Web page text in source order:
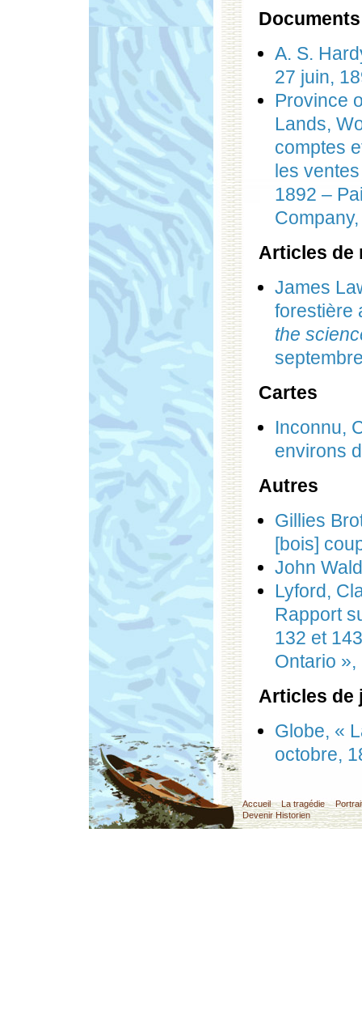
A. S.
27 juin,
Province
Lands,
comptes
les
1892 –
Articles de
James
forestière
the
Cartes
Inconnu,
environs
Autres
Gillies
[bois]
John
Lyford,
Rapport
132 et
Ontario »,
Articles de
Globe, «
octobre,
Accueil La tragédie
Devenir Historien